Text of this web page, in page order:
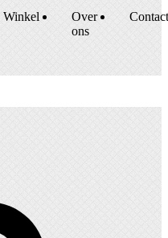
Winkel
Over
ons
Contact